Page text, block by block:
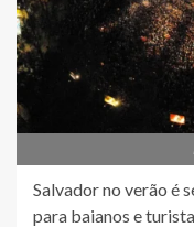
Salvador no verão é
para baianos e